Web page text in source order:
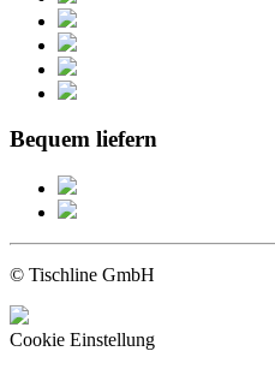
Bequem liefern
© Tischline GmbH
Cookie Einstellung